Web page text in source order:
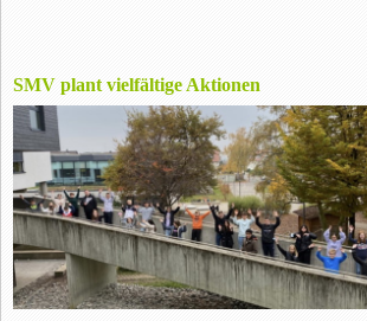
SMV plant vielfältige Aktionen